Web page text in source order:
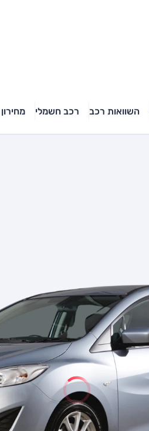
השוואות רכב רכב חשמלי